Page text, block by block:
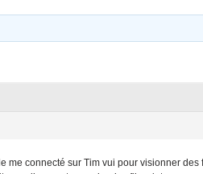
me connecté sur Tim vui pour visionner